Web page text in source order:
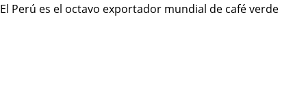
El Perú es el octavo exportador mundial de café verde